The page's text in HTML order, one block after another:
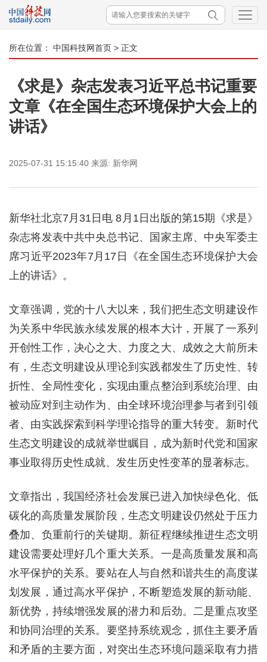
所在位置： 中国科技网首页 > 正文
《求是》杂志发表习近平总书记重要
文章《在全国生态环境保护大会上的
讲话》
2025-07-31 15:15:40 来源: 新华网
新华社北京7月31日电 8月1日出版的第15期《求是》
杂志将发表中共中央总书记、国家主席、中央军委主
席习近平2023年7月17日《在全国生态环境保护大会
上的讲话》。
文章强调，党的十八大以来，我们把生态文明建设作
为关系中华民族永续发展的根本大计，开展了一系列
开创性工作，决心之大、力度之大、成效之大前所未
有，生态文明建设从理论到实践都发生了历史性、转
折性、全局性变化，实现由重点整治到系统治理、由
被动应对到主动作为、由全球环境治理参与者到引领
者、由实践探索到科学理论指导的重大转变。新时代
生态文明建设的成就举世瞩目，成为新时代党和国家
事业取得历史性成就、发生历史性变革的显著标志。
文章指出，我国经济社会发展已进入加快绿色化、低
碳化的高质量发展阶段，生态文明建设仍然处于压力
叠加、负重前行的关键期。新征程继续推进生态文明
建设需要处理好几个重大关系。一是高质量发展和高
水平保护的关系。要站在人与自然和谐共生的高度谋
划发展，通过高水平保护，不断塑造发展的新动能、
新优势，持续增强发展的潜力和后劲。二是重点攻坚
和协同治理的关系。要坚持系统观念，抓住主要矛盾
和矛盾的主要方面，对突出生态环境问题采取有力措